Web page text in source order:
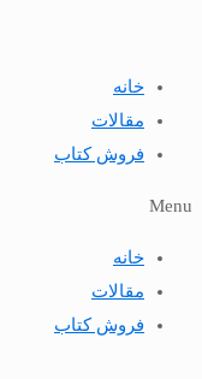
خانه
مقالات
فروش کتاب
Menu
خانه
مقالات
فروش کتاب